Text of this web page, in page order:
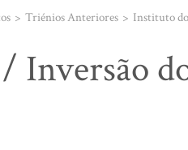
Triénios Anteriores Instituto
Inversão